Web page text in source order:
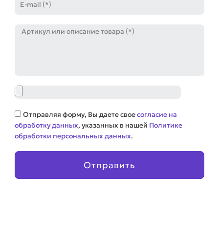
mail
Артикул
Файл
Соглашение
Отправляя форму, Вы даете своесогласие на
обработку данных, указанных в нашей Политике
обработки персональных данных.
Отправить